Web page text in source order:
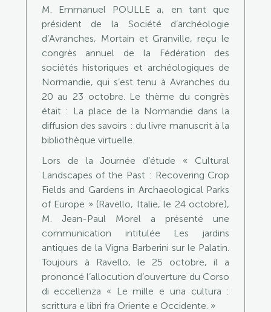
M. Emmanuel POULLE a, en tant que
président de la Société d’archéologie
d’Avranches, Mortain et Granville, reçu le
congrès annuel de la Fédération des
sociétés historiques et archéologiques de
Normandie, qui s’est tenu à Avranches du
20 au 23 octobre. Le thème du congrès
était : La place de la Normandie dans la
diffusion des savoirs : du livre manuscrit à la
bibliothèque virtuelle.
Lors de la Journée d’étude « Cultural
Landscapes of the Past : Recovering Crop
Fields and Gardens in Archaeological Parks
of Europe » (Ravello, Italie, le 24 octobre),
M. Jean-Paul Morel a présenté une
communication intitulée Les jardins
antiques de la Vigna Barberini sur le Palatin.
Toujours à Ravello, le 25 octobre, il a
prononcé l’allocution d’ouverture du Corso
di eccellenza « Le mille e una cultura :
scrittura e libri fra Oriente e Occidente. »